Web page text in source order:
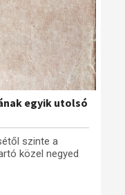
egyik utolsó
szinte a
közel negyed